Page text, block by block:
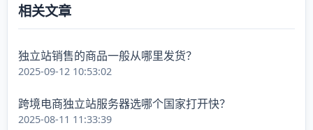
相关文章
独立站销售的商品一般从哪里发货？
2025-09-12 10:53:02
跨境电商独立站服务器选哪个国家打开快？
2025-08-11 11:33:39